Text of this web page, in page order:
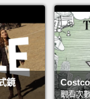
Crunchy」這種
making a
I don't want
cavities galore,
鏡
觀看次